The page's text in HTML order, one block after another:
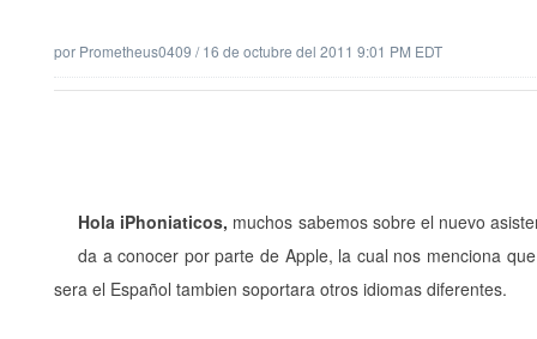
por Prometheus0409 /16 de octubre del 2011 9:01 PM EDT
Hola iPhoniaticos, muchos sabemos sobre el nuevo
da a conocer por parte de Apple, la cual nos menciona
sera el Español tambien soportara otros idiomas diferentes.